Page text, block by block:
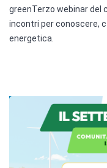
greenTerzo webinar del
incontri per conoscere,
energetica.